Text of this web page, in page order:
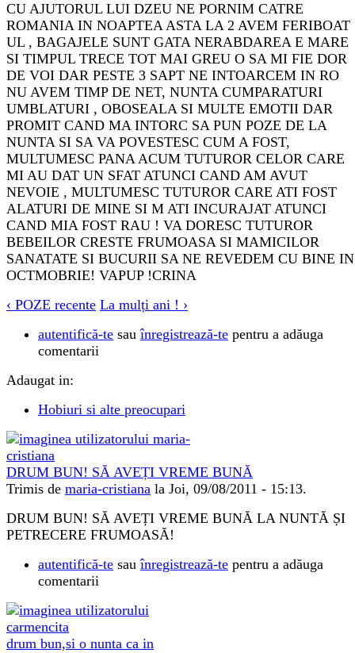
CU AJUTORUL LUI DZEU NE PORNIM CATRE
ROMANIA IN NOAPTEA ASTA LA 2 AVEM FERIBOAT
UL , BAGAJELE SUNT GATA NERABDAREA E MARE
SI TIMPUL TRECE TOT MAI GREU O SA MI FIE DOR
DE VOI DAR PESTE 3 SAPT NE INTOARCEM IN RO
NU AVEM TIMP DE NET, NUNTA CUMPARATURI
UMBLATURI , OBOSEALA SI MULTE EMOTII DAR
PROMIT CAND MA INTORC SA PUN POZE DE LA
NUNTA SI SA VA POVESTESC CUM A FOST,
MULTUMESC PANA ACUM TUTUROR CELOR CARE
MI AU DAT UN SFAT ATUNCI CAND AM AVUT
NEVOIE , MULTUMESC TUTUROR CARE ATI FOST
ALATURI DE MINE SI M ATI INCURAJAT ATUNCI
CAND MIA FOST RAU ! VA DORESC TUTUROR
BEBEILOR CRESTE FRUMOASA SI MAMICILOR
SANATATE SI BUCURII SA NE REVEDEM CU BINE IN
OCTMOBRIE! VAPUP !CRINA
‹ POZE recente La mulți ani ! ›
autentifică-te sauînregistrează-te pentru a adăuga
comentarii
Adaugat in:
Hobiuri si alte preocupari
DRUM BUN! SĂ AVEȚI VREME BUNĂ
Trimis de maria-cristiana la Joi, 09/08/2011 - 15:13.
DRUM BUN! SĂ AVEȚI VREME BUNĂ LA NUNTĂ ȘI
PETRECERE FRUMOASĂ!
autentifică-te sauînregistrează-te pentru a adăuga
comentarii
drum bun,si o nunta ca in